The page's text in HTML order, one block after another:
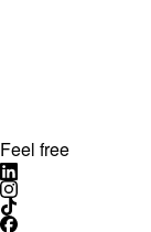
Feel free